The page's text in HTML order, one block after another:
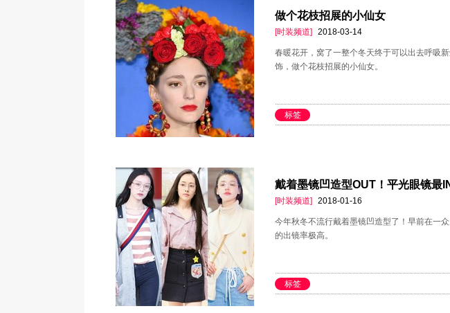
做个花枝招展的小仙女 ​​
[时装频道] 2018-03-14
春暖花开，窝了一整个冬天终于可以出去呼吸
饰，做个花枝招展的小仙女。 ​​​​
标签
戴着墨镜凹造型OUT！平光眼镜最
[时装频道] 2018-01-16
今年秋冬不流行戴着墨镜凹造型了！早前在一
的出镜率极高。
标签